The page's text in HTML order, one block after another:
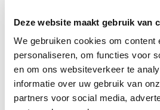
Deze website maakt gebruik van
We gebruiken cookies om content
personaliseren, om functies voor
en om ons websiteverkeer te
informatie over uw gebruik van
partners voor social media,
0|0